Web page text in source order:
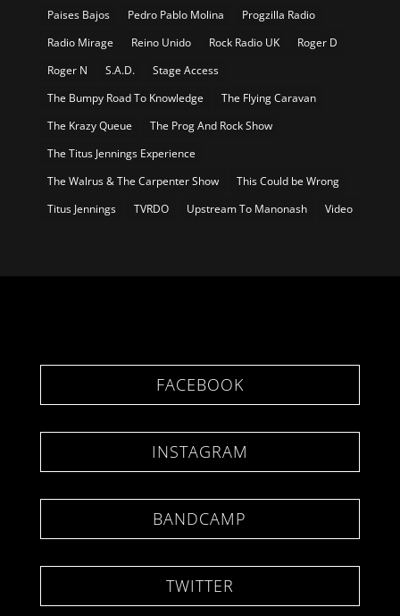
Paises Bajos
Pedro Pablo Molina
Progzilla Radio
Radio Mirage
Reino Unido Rock Radio UK
Roger D
Roger N
S.A.D.
Stage Access
The Bumpy Road To Knowledge
The Flying Caravan
The Krazy Queue
The Prog And Rock Show
The Titus Jennings Experience
The Walrus & The Carpenter Show
This Could be Wrong
Titus Jennings
TVRDO Upstream To Manonash Video
FACEBOOK
INSTAGRAM
BANDCAMP
TWITTER